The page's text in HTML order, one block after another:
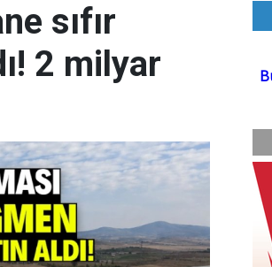
sıfır
2 milyar